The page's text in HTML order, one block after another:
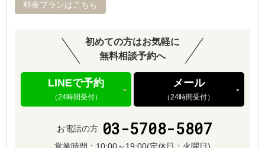
料金プランはこちら
初めての方はお気軽に
無料相談予約へ
LINEで予約
（24時間受付）
メール
（24時間受付）
お電話の方 03-5708-5807